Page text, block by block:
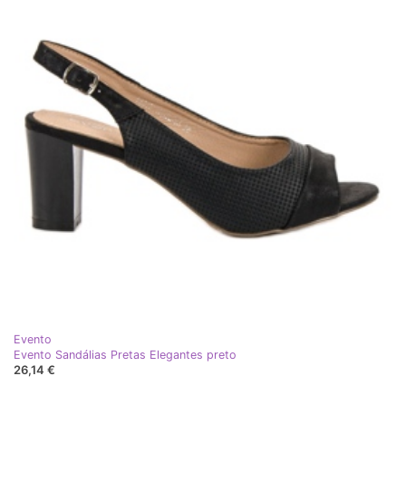
Evento
Evento Sandálias Pretas Elegantes preto
26,14 €